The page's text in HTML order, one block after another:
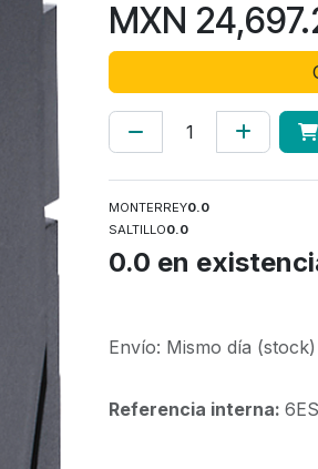
MXN
MONTERREY0.0
SALTILLO0.0
0.0 en
Envío: Mismo día (stock)
Referencia interna: